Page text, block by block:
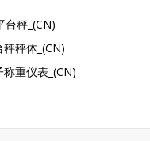
秤_(CN)
秤体_(CN)
重仪表_(CN)